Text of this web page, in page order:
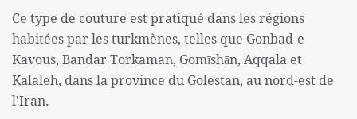
Ce type de couture est pratiqué dans les régions
habitées par les turkmènes, telles que Gonbad-e
Kavous, Bandar Torkaman, Gomīshān, Aqqala et
Kalaleh, dans la province du Golestan, au nord-est de
l'Iran.